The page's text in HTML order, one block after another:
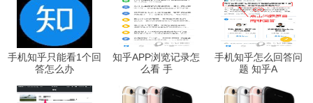
手机知乎只能看1个回
答怎么办
知乎APP浏览记录怎
么看 手
手机知乎怎么回答问
题 知乎A